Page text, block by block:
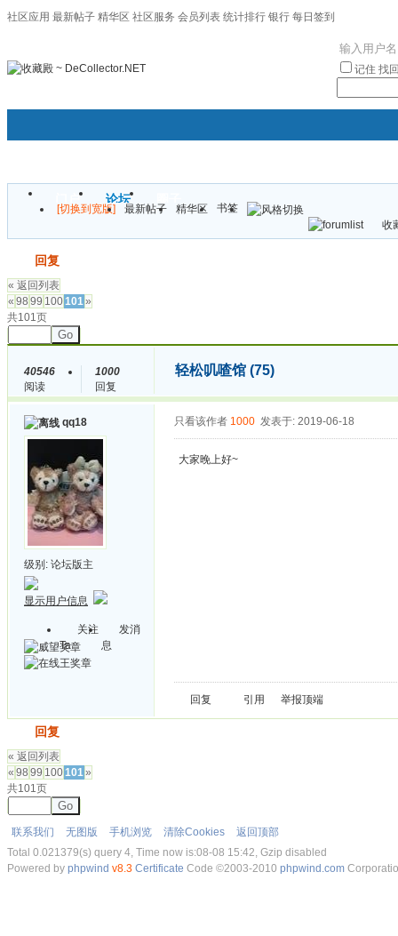
社区应用 最新帖子 精华区 社区服务 会员列表 统计排行 银行 每日签到
记住 找
门户 论坛
[切换到宽版] 最新帖子 精华区
书签
收
回复
« 返回列表
« 98 99 100101»
共101页
Go
40546
阅读
1000
回复
轻松叽喳馆 (75)
qq18
级别: 论坛版主
显示用户信息
关注
Ta
发消
息
只看该作者 1000 发表于: 2019-06-18
大家晚上好~
回复 引用 举报顶端
回复
« 返回列表
« 98 99 100101»
共101页
Go
联系我们 无图版 手机浏览 清除Cookies
返回顶部
Total 0.021379(s) query 4, Time now is:08-08 15:42, Gzip disabled
Powered by phpwind v8.3 Certificate Code ©2003-2010 phpwind.com